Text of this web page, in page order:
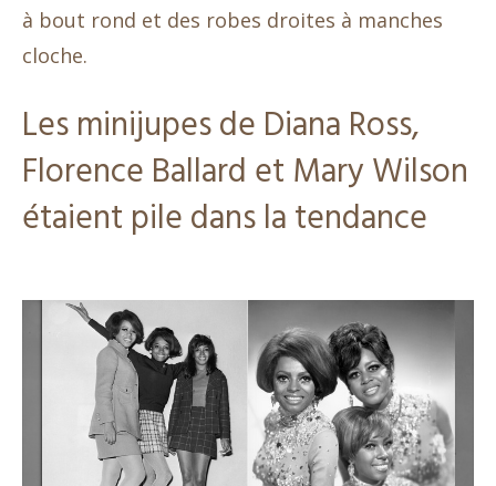
à bout rond et des robes droites à manches
cloche.
Les minijupes de Diana Ross,
Florence Ballard et Mary Wilson
étaient pile dans la tendance